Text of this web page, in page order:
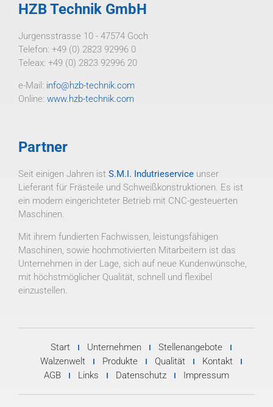
HZB Technik GmbH
Jurgensstrasse 10 - 47574 Goch
Telefon: +49 (0) 2823 92996 0
Teleax: +49 (0) 2823 92996 20
e-Mail: info@hzb-technik.com
Online: www.hzb-technik.com
Partner
Seit einigen Jahren ist S.M.I. Indutrieservice unser
Lieferant für Frästeile und Schweißkonstruktionen. Es ist
ein modern eingerichteter Betrieb mit CNC-gesteuerten
Maschinen.
Mit ihrem fundierten Fachwissen, leistungsfähigen
Maschinen, sowie hochmotivierten Mitarbeitern ist das
Unternehmen in der Lage, sich auf neue Kundenwünsche,
mit höchstmöglicher Qualität, schnell und flexibel
einzustellen.
Start Unternehmen
Stellenangebote
Walzenwelt
Produkte Qualität
Kontakt
AGB
Links Datenschutz Impressum